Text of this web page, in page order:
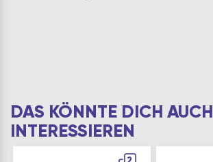
DAS KÖNNTE DICH AUCH
INTERESSIEREN